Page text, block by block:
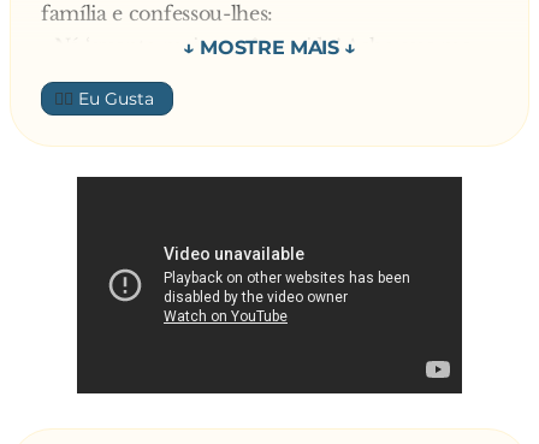
família e confessou-lhes:
- Ná ‘guento mais o mê marido! Acho que me
vou divorciar …
O pai, cheio de pena de perder um tão belo
genro, ainda reflectiu:
- Calma, menha filha, ele é um bom home,
te precipites…
Explica a filha:
- Mas pai, eu nã ‘aguento mais .. .nã me posso
pimba, e catrapimba, ufff! Quando me casê, o
agora parece uma moeda d’ um Euro!
👍🏼